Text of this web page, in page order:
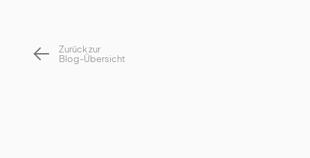
Zurück zur
Blog-Übersicht